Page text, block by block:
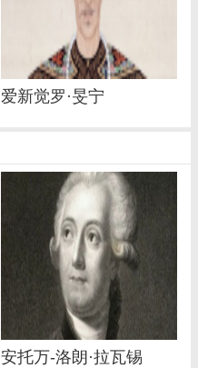
爱新觉罗·旻宁
安托万-洛朗·拉瓦锡